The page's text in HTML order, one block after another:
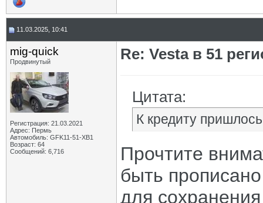
11.03.2025, 10:41
mig-quick
Продвинутый
Регистрация: 21.03.2021
Адрес: Пермь
Автомобиль: GFK11-51-ХВ1
Возраст: 64
Сообщений: 6,716
Re: Vesta в 51
Цитата:
К кредиту
Прочтите
быть
для